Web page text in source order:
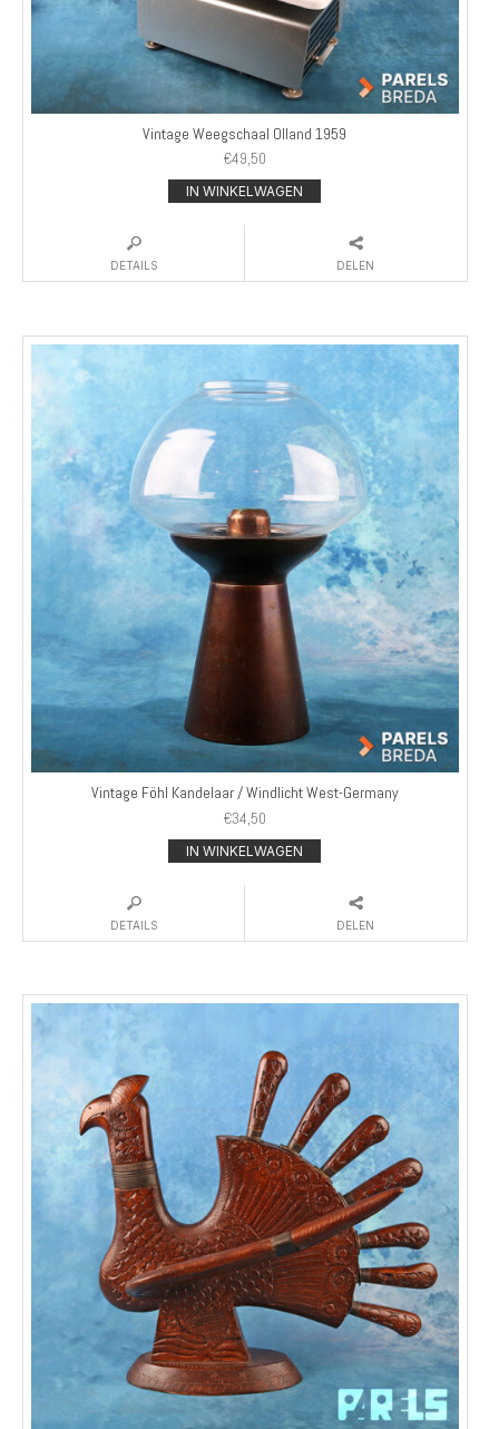
Vintage Weegschaal Olland 1959
€49,50
IN WINKELWAGEN
DETAILS DELEN
Vintage Föhl Kandelaar / Windlicht West-Germany
€34,50
IN WINKELWAGEN
DETAILS DELEN